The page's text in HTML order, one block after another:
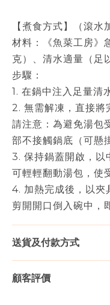
【煮食方式】（滾水
材料：《魚菜工房》
克）、清水適量（足
步驟：
1. 在鍋中注入足量清
2. 無需解凍，直接將
請注意：為避免湯包
部不接觸鍋底（可懸
3. 保持鍋蓋開啟，以
可輕輕翻動湯包，使
4. 加熱完成後，以夾
剪開開口倒入碗中，
送貨及付款方式
顧客評價